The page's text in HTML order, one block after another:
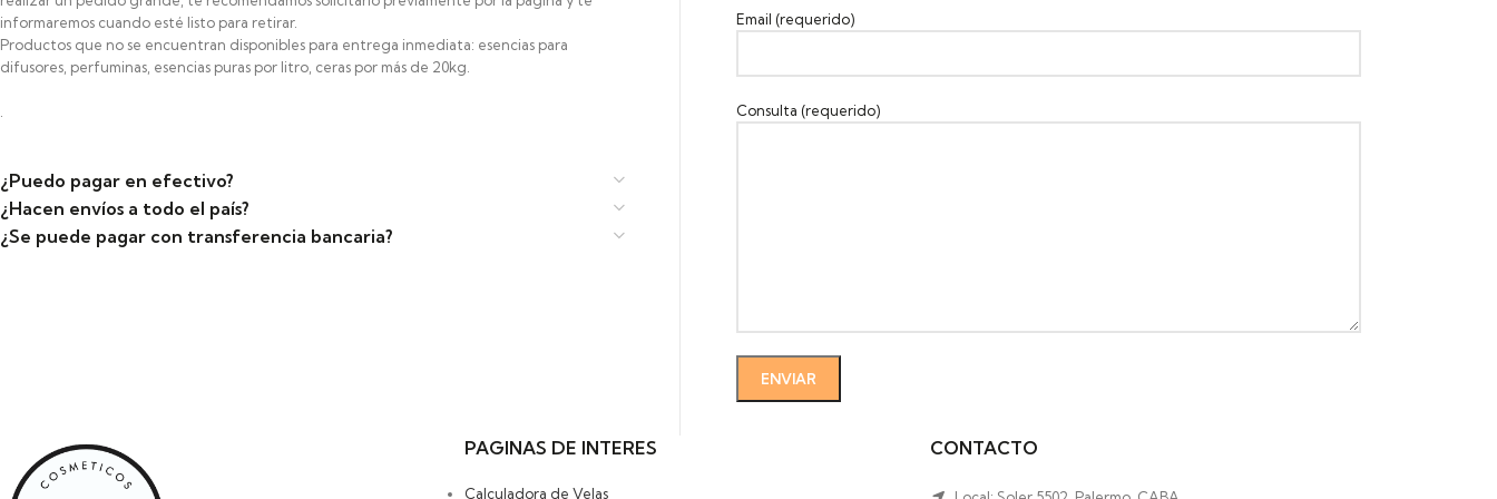
informaremos cuando esté listo para retirar.
Productos que no se encuentran disponibles para entrega inmediata: esencias para
difusores, perfuminas, esencias puras por litro, ceras por más de 20kg.
.
¿Puedo pagar en efectivo?
¿Hacen envíos a todo el país?
¿Se puede pagar con transferencia bancaria?
Email (requerido)
Consulta (requerido)
PAGINAS DE INTERES
Calculadora de Velas
CONTACTO